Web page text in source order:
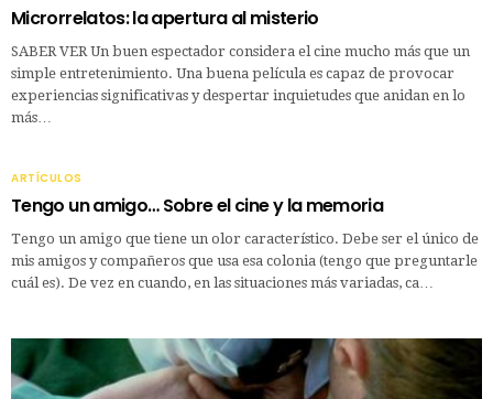
Microrrelatos: la apertura al misterio
SABER VER Un buen espectador considera el cine mucho más que un
simple entretenimiento. Una buena película es capaz de provocar
experiencias significativas y despertar inquietudes que anidan en lo
más…
ARTÍCULOS
Tengo un amigo… Sobre el cine y la memoria
Tengo un amigo que tiene un olor característico. Debe ser el único de
mis amigos y compañeros que usa esa colonia (tengo que preguntarle
cuál es). De vez en cuando, en las situaciones más variadas, ca…